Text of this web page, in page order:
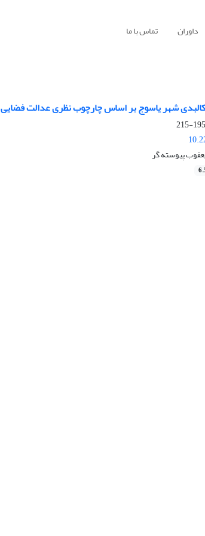
داوران تماس با ما
شهر یاسوج بر اساس چارچوب نظری عدالت فضایی
195-215
پیوسته گر